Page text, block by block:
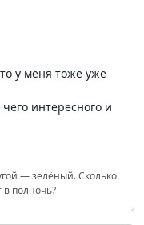
у меня тоже уже
интересного и
— зелёный. Сколько
полночь?